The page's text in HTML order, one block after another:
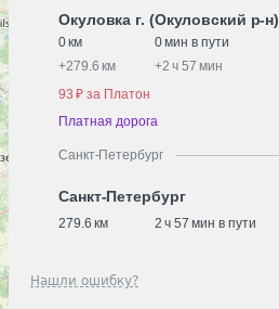
Окуловка г. (Окуловский р-н)
0 км
0 мин в пути
+279.6 км +2 ч 57 мин
93 ₽ за Платон
Платная дорога
Санкт-Петербург
Санкт-Петербург
279.6 км 2 ч 57 мин в пути
Нашли ошибку?